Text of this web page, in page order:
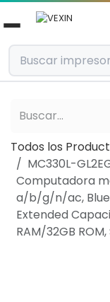
Ir al contenido
Todos los
MC330L-
Computadora
a/b/g/n/ac,
Extended
RAM/32GB